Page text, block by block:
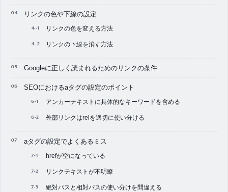
リンクの色や下線の設定
リンクの色を変える方法
リンクの下線を消す方法
Googleに正しく読まれるためのリンクの条件
SEOにおけるaタグの設定のポイント
アンカーテキストに具体的なキーワードを含める
外部リンクはrelを適切に使い分ける
aタグの設定でよくあるミス
hrefが空になっている
リンクテキストが不明瞭
絶対パスと相対パスの使い分けを間違える